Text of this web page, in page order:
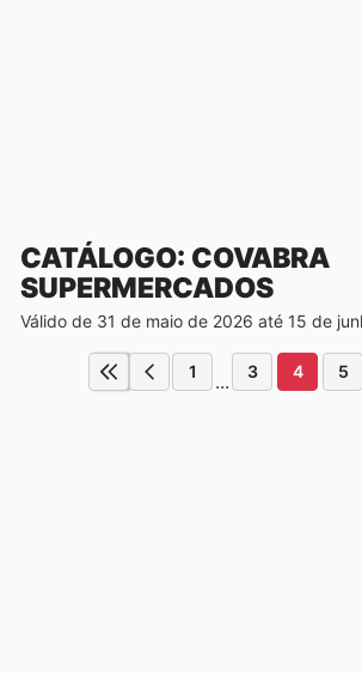
CATÁLOGO: COVABRA
SUPERMERCADOS
Válido de 31 de maio de 2026 até 15 de
1 ... 3 4 5